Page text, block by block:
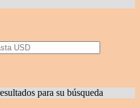
para su búsqueda